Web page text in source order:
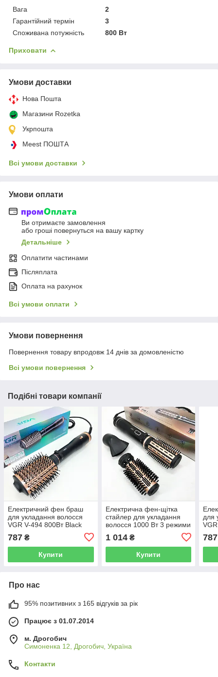
Вага
2
Гарантійний термін
3
Споживана потужність
800 Вт
Приховати
Умови доставки
Нова Пошта
Магазини Rozetka
Укрпошта
Meest ПОШТА
Всі умови доставки
Умови оплати
Ви отримаєте замовлення
або гроші повернуться на вашу картку
Детальніше
Оплатити частинами
Післяплата
Оплата на рахунок
Всі умови оплати
Умови повернення
Повернення товару впродовж 14 днів за домовленістю
Всі умови повернення
Подібні товари компанії
Електричний фен браш
для укладання волосся
VGR V-494 800Вт Black
787 ₴
Купити
Електрична фен-щітка
стайлер для укладання
волосся 1000 Вт 3 режими
1 014₴
Купити
для
787
Про нас
95% позитивних з 165 відгуків за рік
Працює з 01.07.2014
м. Дрогобич
Симоненка 12, Дрогобич, Україна
Контакти